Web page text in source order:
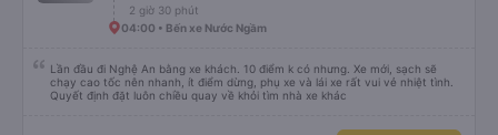
2 giờ 30 phút
04:00 • Bến xe Nước Ngầm
Lần đầu đi Nghệ An bằng xe khách. 10 điểm k có nhưng. Xe mới, sạch sẽ
chạy cao tốc nên nhanh, ít điểm dừng, phụ xe và lái xe rất vui vẻ nhiệt tình.
Quyết định đặt luôn chiều quay về khỏi tìm nhà xe khác